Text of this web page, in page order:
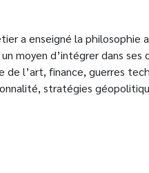
a enseigné la
moyen d’intégrer dans
de l’art, finance, guerres
stratégies